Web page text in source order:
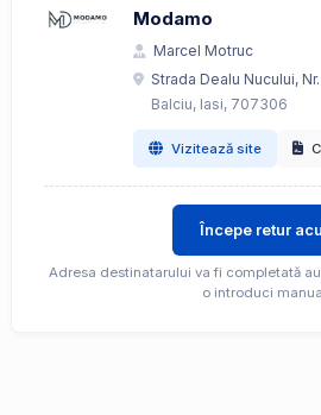
Modamo
Marcel Motruc
Strada Dealu Nucului,
Balciu, Iasi, 707306
Vizitează site
Începe retur
Adresa destinatarului va fi completată
o introduci